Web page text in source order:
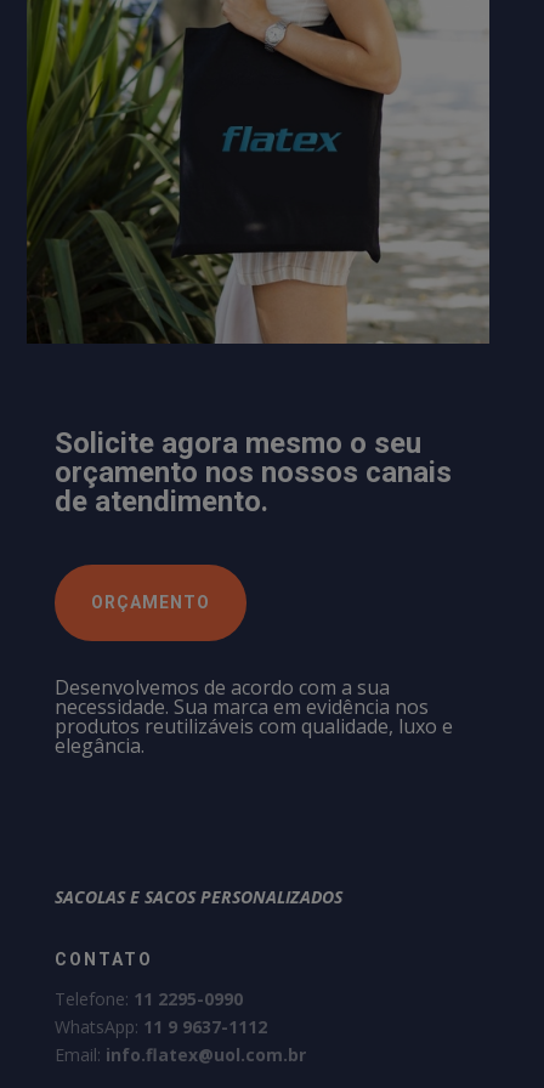
Solicite agora mesmo o seu
orçamento nos nossos canais
de atendimento.
ORÇAMENTO
Desenvolvemos de acordo com a sua
necessidade. Sua marca em evidência nos
produtos reutilizáveis com qualidade, luxo e
elegância.
SACOLAS E SACOS PERSONALIZADOS
CONTATO
Telefone: 11 2295-0990
WhatsApp: 11 9 9637-1112
Email: info.flatex@uol.com.br